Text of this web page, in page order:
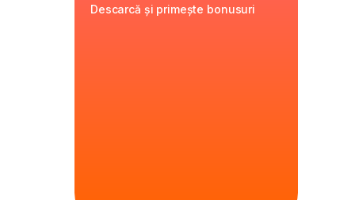
Descarcă și primește bonusuri